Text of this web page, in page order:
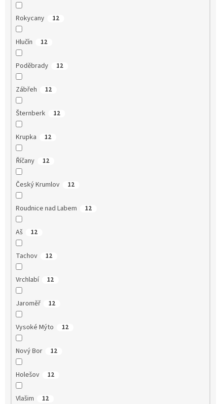
Rokycany 12
Hlučín 12
Poděbrady 12
Zábřeh 12
Šternberk 12
Krupka 12
Říčany 12
Český Krumlov 12
Roudnice nad Labem 12
Aš 12
Tachov 12
Vrchlabí 12
Jaroměř 12
Vysoké Mýto 12
Nový Bor 12
Holešov 12
Vlašim 12